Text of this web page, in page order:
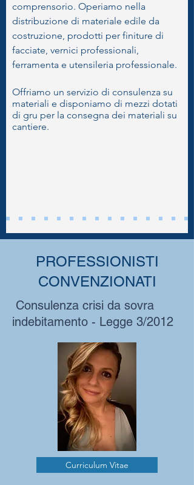
comprensorio. Operiamo nella
distribuzione di materiale edile da
costruzione, prodotti per finiture di
facciate, vernici professionali,
ferramenta e utensileria professionale.
Offriamo un servizio di consulenza su
materiali e disponiamo di mezzi dotati
di gru per la consegna dei materiali su
cantiere.
PROFESSIONISTI
CONVENZIONATI
Consulenza crisi da sovra
indebitamento - Legge 3/2012
Curriculum Vitae